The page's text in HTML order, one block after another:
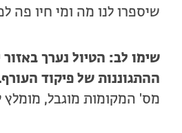
שיספרו לנו מה ומי חיו פה
שימו לב: הטיול נערך
ההתגוננות של פיקוד
מס' המקומות מוגבל,